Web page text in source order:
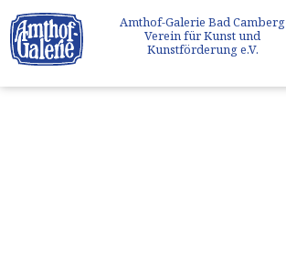
Amthof-Galerie Bad Camberg
Verein für Kunst und
Kunstförderung e.V.